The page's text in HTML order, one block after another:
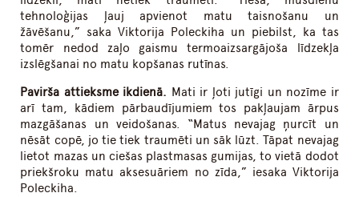
tehnoloģijas ļauj apvienot matu taisnošanu un
žāvēšanu,” saka Viktorija Poleckiha un piebilst, ka tas
tomēr nedod zaļo gaismu termoaizsargājoša līdzekļa
izslēgšanai no matu kopšanas rutīnas.
Pavirša attieksme ikdienā. Mati ir ļoti jutīgi un nozīme ir
arī tam, kādiem pārbaudījumiem tos pakļaujam ārpus
mazgāšanas un veidošanas. “Matus nevajag ņurcīt un
nēsāt copē, jo tie tiek traumēti un sāk lūzt. Tāpat nevajag
lietot mazas un ciešas plastmasas gumijas, to vietā dodot
priekšroku matu aksesuāriem no zīda,” iesaka Viktorija
Poleckiha.